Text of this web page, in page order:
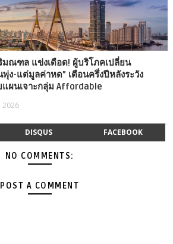
มณฑล แข่งเดือด! ผู้บริโภคเปลี่ยน
ง-แต่มูลค่าหด” เตือนครึ่งปีหลังระวัง
ผนเจาะกลุ่ม Affordable
2026
DISQUS FACEBOOK
NO COMMENTS:
POST A COMMENT